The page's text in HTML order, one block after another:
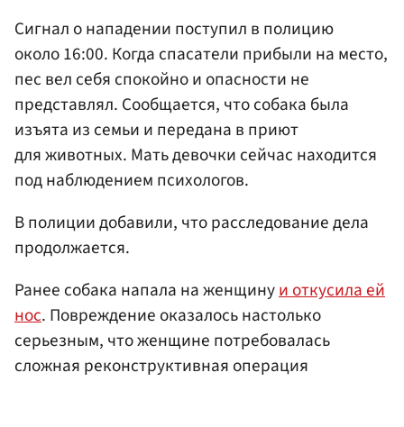
Сигнал о нападении поступил в полицию
около 16:00. Когда спасатели прибыли на место,
пес вел себя спокойно и опасности не
представлял. Сообщается, что собака была
изъята из семьи и передана в приют
для животных. Мать девочки сейчас находится
под наблюдением психологов.
В полиции добавили, что расследование дела
продолжается.
Ранее собака напала на женщинуи откусила ей
нос. Повреждение оказалось настолько
серьезным, что женщине потребовалась
сложная реконструктивная операция